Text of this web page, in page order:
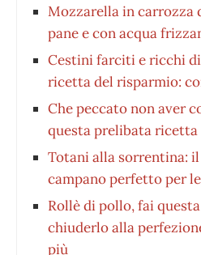
Mozzarella in carrozza
pane e con acqua
Cestini farciti e ricchi
ricetta del risparmio:
Che peccato non aver
questa prelibata ricetta
Totani alla sorrentina:
campano perfetto per le
Rollè di pollo, fai
chiuderlo alla
più